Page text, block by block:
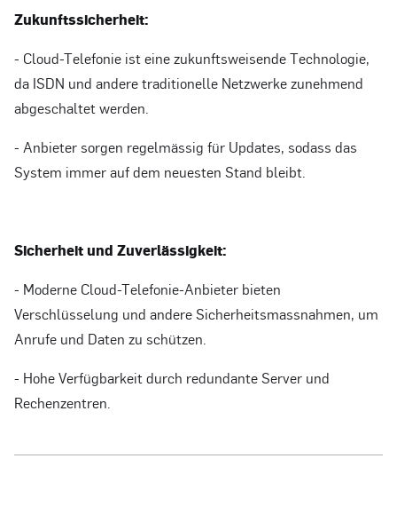
Zukunftssicherheit:
- Cloud-Telefonie ist eine zukunftsweisende Technologie,
da ISDN und andere traditionelle Netzwerke zunehmend
abgeschaltet werden.
- Anbieter sorgen regelmässig für Updates, sodass das
System immer auf dem neuesten Stand bleibt.
Sicherheit und Zuverlässigkeit:
- Moderne Cloud-Telefonie-Anbieter bieten
Verschlüsselung und andere Sicherheitsmassnahmen, um
Anrufe und Daten zu schützen.
- Hohe Verfügbarkeit durch redundante Server und
Rechenzentren.